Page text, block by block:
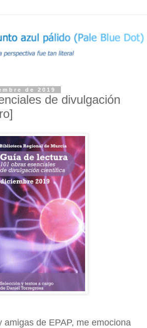
de 2019
de divulgación
amigas de EPAP, me emociona